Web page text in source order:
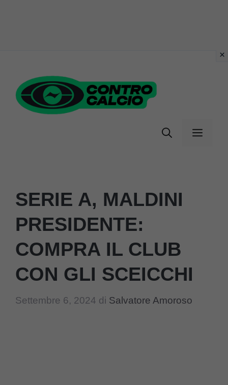
contenuto
Menu
SERIE A, MALDINI
PRESIDENTE:
COMPRA IL CLUB
CON GLI SCEICCHI
Settembre 6, 2024 di Salvatore Amoroso